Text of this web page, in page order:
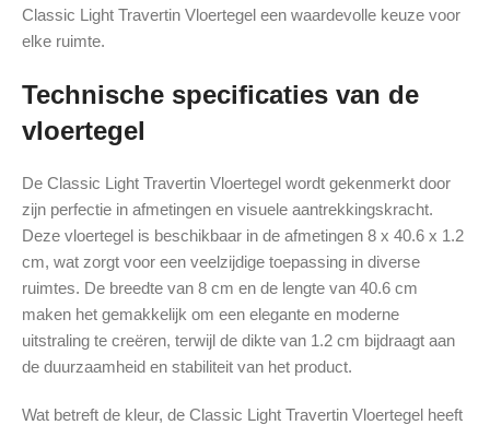
Classic Light Travertin Vloertegel een waardevolle keuze voor
elke ruimte.
Technische specificaties van de
vloertegel
De Classic Light Travertin Vloertegel wordt gekenmerkt door
zijn perfectie in afmetingen en visuele aantrekkingskracht.
Deze vloertegel is beschikbaar in de afmetingen 8 x 40.6 x 1.2
cm, wat zorgt voor een veelzijdige toepassing in diverse
ruimtes. De breedte van 8 cm en de lengte van 40.6 cm
maken het gemakkelijk om een elegante en moderne
uitstraling te creëren, terwijl de dikte van 1.2 cm bijdraagt aan
de duurzaamheid en stabiliteit van het product.
Wat betreft de kleur, de Classic Light Travertin Vloertegel heeft